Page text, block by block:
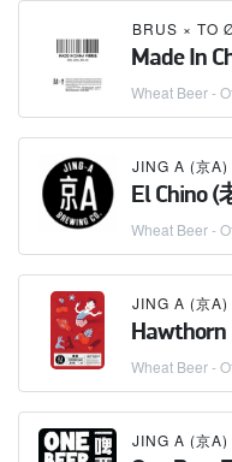
BRUS × TO
Made In
Wheat Beer -
JING A (京A)
El Chino (
Wheat Beer -
JING A (京A)
Hawthorn
Wheat Beer -
JING A (京A)